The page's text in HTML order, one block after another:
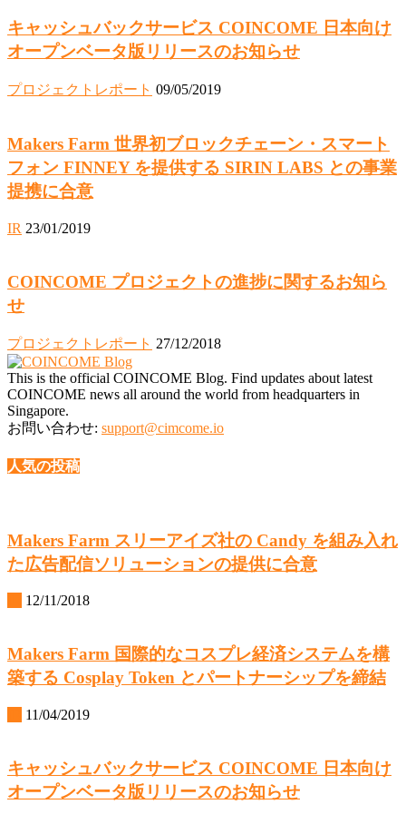
キャッシュバックサービス COINCOME 日本向け
オープンベータ版リリースのお知らせ
プロジェクトレポート 09/05/2019
Makers Farm 世界初ブロックチェーン・スマート
フォン FINNEY を提供する SIRIN LABS との事業
提携に合意
IR 23/01/2019
COINCOME プロジェクトの進捗に関するお知ら
せ
プロジェクトレポート 27/12/2018
This is the official COINCOME Blog. Find updates about latest
COINCOME news all around the world from headquarters in
Singapore.
お問い合わせ: support@cimcome.io
人気の投稿
Makers Farm スリーアイズ社の Candy を組み入れ
た広告配信ソリューションの提供に合意
12/11/2018
Makers Farm 国際的なコスプレ経済システムを構
築する Cosplay Token とパートナーシップを締結
11/04/2019
キャッシュバックサービス COINCOME 日本向け
オープンベータ版リリースのお知らせ